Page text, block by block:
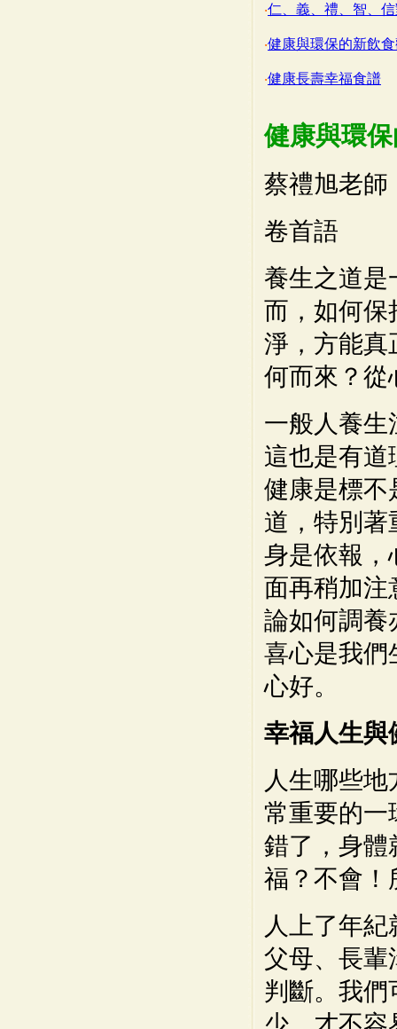
‧仁、義、禮、智、
‧健康與環保的新飲
‧健康長壽幸福食譜
健康與環
蔡禮旭老
卷首語
養生之道是
而，如何保
淨，方能真
何而來？從
一般人養生
這也是有道
健康是標不
道，特別著
身是依報，
面再稍加注
論如何調養
喜心是我們
心好。
幸福人生與
人生哪些
常重要的一
錯了，身體
福？不會！
人上了年
父母、長輩
判斷。我們